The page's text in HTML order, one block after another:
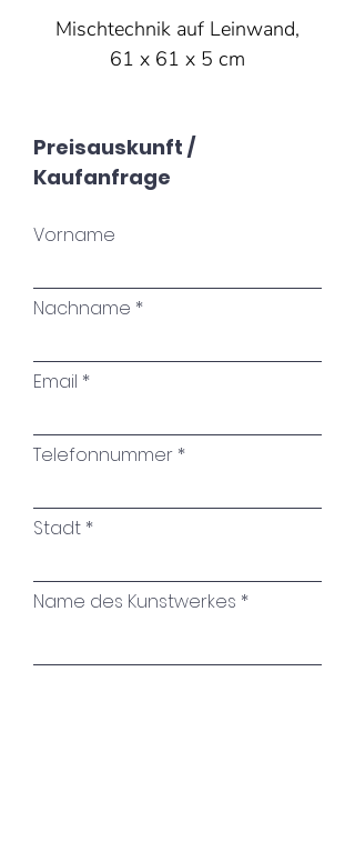
Mischtechnik auf Leinwand,
61 x 61 x 5 cm
Preisauskunft /
Kaufanfrage
Vorname
Nachname
Email
Telefonnummer
Stadt
Name des Kunstwerkes